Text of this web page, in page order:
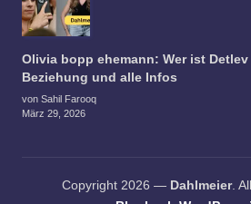
Olivia bopp ehemann: Wer ist
Beziehung und alle Infos
von Sahil Farooq
März 29, 2026
Copyright 2026 — Dahlmeier.